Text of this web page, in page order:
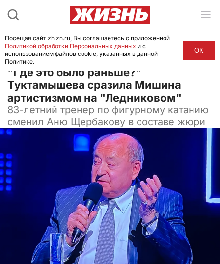
18 декабря 2024, 10:30
"Где это было раньше?"
Туктамышева сразила Мишина
артистизмом на "Ледниковом"
83-летний тренер по фигурному катанию
сменил Аню Щербакову в составе жюри
Посещая сайт zhizn.ru, Вы соглашаетесь с приложенной
Политикой обработки Персональных данных и с
использованием файлов cookie, указанных в данной
Политике.
ОК